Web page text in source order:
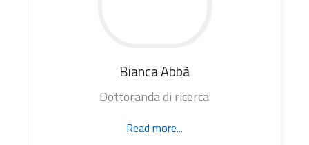
BiancaAbbà
Dottoranda di ricerca
Read more...